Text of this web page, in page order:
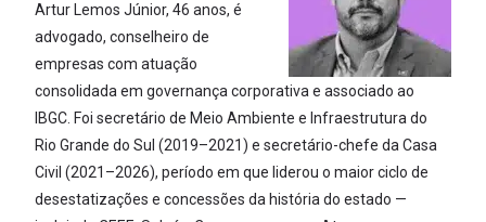
Artur Lemos Júnior, 46 anos, é
advogado, conselheiro de
empresas com atuação
consolidada em governança corporativa e associado ao
IBGC. Foi secretário de Meio Ambiente e Infraestrutura do
Rio Grande do Sul (2019–2021) e secretário-chefe da Casa
Civil (2021–2026), período em que liderou o maior ciclo de
desestatizações e concessões da história do estado —